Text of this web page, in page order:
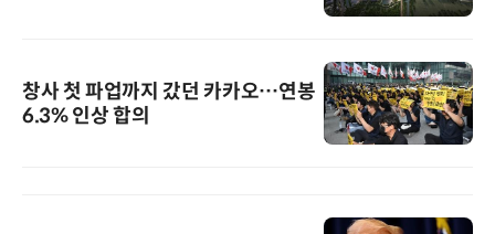
창사 첫 파업까지 갔던 카카오…연봉
6.3% 인상 합의